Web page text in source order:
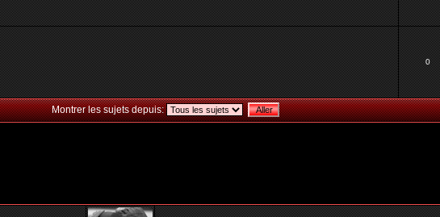
0
Montrer les sujets depuis: